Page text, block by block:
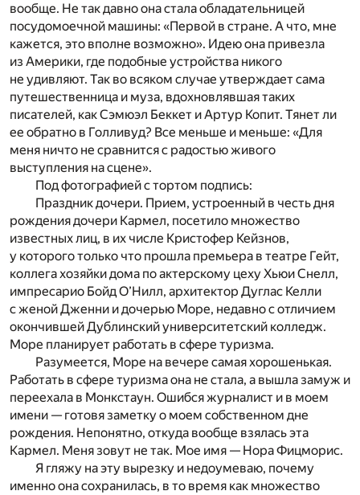
вообще. Не так давно она стала обладательницей
посудомоечной машины: «Первой в стране. А что, мне
кажется, это вполне возможно». Идею она привезла
из Америки, где подобные устройства никого
не удивляют. Так во всяком случае утверждает сама
путешественница и муза, вдохновлявшая таких
писателей, как Сэмюэл Беккет и Артур Копит. Тянет ли
ее обратно в Голливуд? Все меньше и меньше: «Для
меня ничто не сравнится с радостью живого
выступления на сцене».
Под фотографией с тортом подпись:
Праздник дочери. Прием, устроенный в честь дня
рождения дочери Кармел, посетило множество
известных лиц, в их числе Кристофер Кейзнов,
у которого только что прошла премьера в театре Гейт,
коллега хозяйки дома по актерскому цеху Хьюи Снелл,
импресарио Бойд О’Нилл, архитектор Дуглас Келли
с женой Дженни и дочерью Море, недавно с отличием
окончившей Дублинский университетский колледж.
Море планирует работать в сфере туризма.
Разумеется, Море на вечере самая хорошенькая.
Работать в сфере туризма она не стала, а вышла замуж и
переехала в Монкстаун. Ошибся журналист и в моем
имени — готовя заметку о моем собственном дне
рождения. Непонятно, откуда вообще взялась эта
Кармел. Меня зовут не так. Мое имя — Нора Фицморис.
Я гляжу на эту вырезку и недоумеваю, почему
именно она сохранилась, в то время как множество